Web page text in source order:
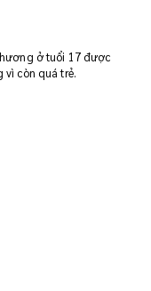
ở tuổi 17 được
vì còn quá trẻ.